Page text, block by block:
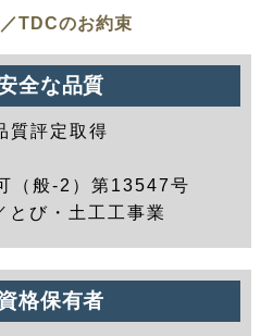
TDCのお約束
全な品質
質評定取得
（般-2）第13547号
とび・土工工事業
格保有者